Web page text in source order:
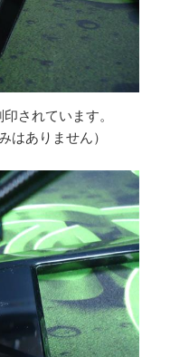
されています。
はありません）